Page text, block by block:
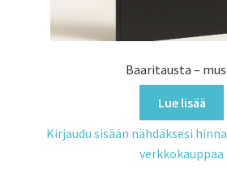
Baaritausta –
Lue lisää
Kirjaudu sisään nähdäksesi
verkkokauppaa